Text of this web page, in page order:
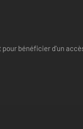
bénéficier d'un